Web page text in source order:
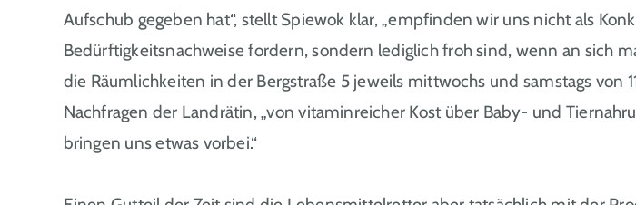
Aufschub gegeben hat“, stellt Spiewok klar, „empfinden wir uns nicht als
Bedürftigkeitsnachweise fordern, sondern lediglich froh sind, wenn an sich
die Räumlichkeiten in der Bergstraße 5 jeweils mittwochs und samstags von
Nachfragen der Landrätin, „von vitaminreicher Kost über Baby- und
bringen uns etwas vorbei.“